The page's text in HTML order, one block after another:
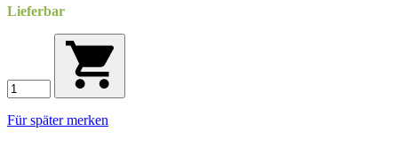
Lieferbar
Für später merken